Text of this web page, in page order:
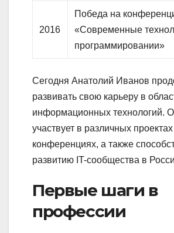
2016
Победа на
«Современные
программировании»
Сегодня Анатолий Иванов
развивать свою карьеру в
информационных технологий.
участвует в различных
конференциях, а также
развитию IT-сообщества в
Первые шаги в
профессии